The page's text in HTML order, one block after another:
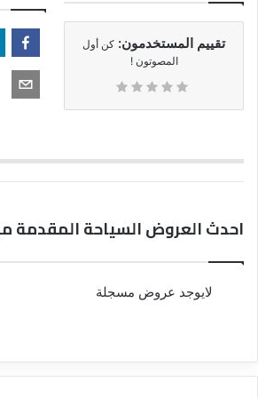
تقييم المستخدمون: كن أول
المصوتون !
احدث العروض السياحة المقدمة
لايوجد عروض مسجلة